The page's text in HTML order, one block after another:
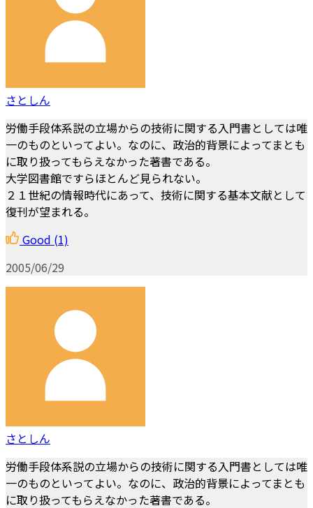
さとしん
労働手段体系説の立場からの技術に関する入門書としては唯
一のものといってよい。なのに、政治的背景によってまとも
に取り扱ってもらえなかった著書である。
大学図書館ですらほとんど見られない。
２１世紀の情報時代にあって、技術に関する基本文献として
復刊が望まれる。
Good (1)
2005/06/29
さとしん
労働手段体系説の立場からの技術に関する入門書としては唯
一のものといってよい。なのに、政治的背景によってまとも
に取り扱ってもらえなかった著書である。